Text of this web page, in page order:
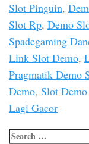
Slot Pinguin,
Slot Rp, Demo
Spadegaming
Link Slot Demo,
Pragmatik Demo
Demo, Slot
Lagi Gacor